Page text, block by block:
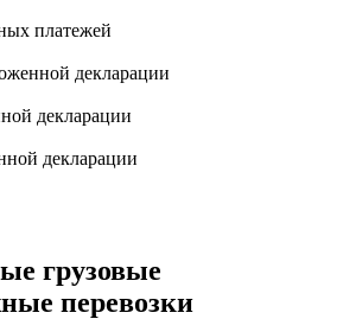
платежей
декларации
декларации
декларации
грузовые
перевозки